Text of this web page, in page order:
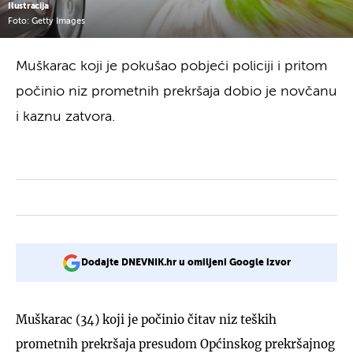
Ilustracija
Foto: Getty Images
Muškarac koji je pokušao pobjeći policiji i pritom
počinio niz prometnih prekršaja dobio je novčanu
i kaznu zatvora.
Dodajte DNEVNIK.hr u omiljeni Google izvor
Muškarac (34) koji je počinio čitav niz teških
prometnih prekršaja presudom Općinskog prekršajnog